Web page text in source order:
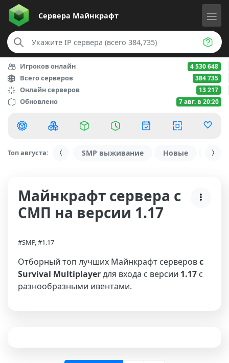
Сервера Майнкрафт
Игроков онлайн 4 530 648
Всего серверов 384 735
Онлайн серверов 13 217
Обновлено 7 авг. в 20:20
Топ августа: SMP выживание Новые С
Майнкрафт сервера с
СМП на версии 1.17
#SMP, #1.17
Отборный топ лучших Майнкрафт серверовс
Survival Multiplayerдля входа с версии 1.17 с
разнообразными ивентами.